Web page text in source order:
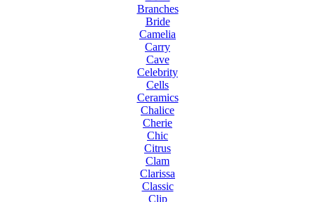
Branches
Bride
Camelia
Carry
Cave
Celebrity
Cells
Ceramics
Chalice
Cherie
Chic
Citrus
Clam
Clarissa
Classic
Clip